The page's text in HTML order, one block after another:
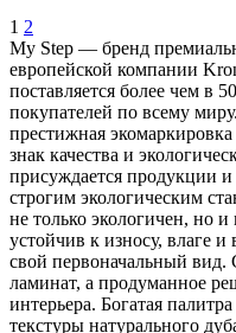
1 2
My Step — бренд
европейской компании
поставляется более чем в
покупателей по всему
престижная
знак качества и
присуждается продукции
строгим экологическим
не только экологичен, но
устойчив к износу, влаге
свой первоначальный вид.
ламинат, а продуманное
интерьера. Богатая
текстуры натурального